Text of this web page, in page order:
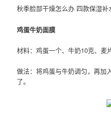
秋季脸部干燥怎么办 四款保湿
鸡蛋牛奶面膜
材料：鸡蛋一个、牛奶10克、麦
做法：将鸡蛋与牛奶调匀，再加
了。